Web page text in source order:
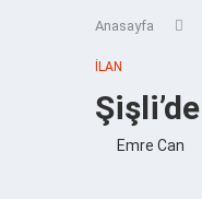
Anasayfa
İLAN
Emre Can